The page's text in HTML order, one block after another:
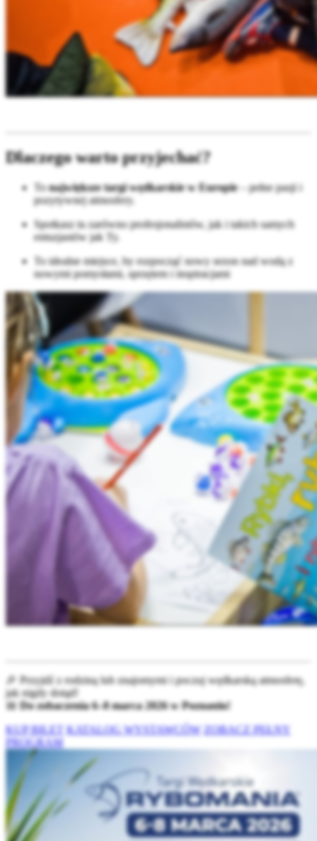
Dlaczego warto przyjechać?
Tonajwiększe targi wędkarskie w Europie– pełne pasji i
pozytywnej atmosfery.
Spotkasz tu zarówno profesjonalistów, jak i takich samych
entuzjastów jak Ty.
To idealne miejsce, by rozpocząć nowy sezon nad wodą z
nowymi pomysłami, sprzętem i inspiracjami
🎉 Przyjdź z rodziną lub znajomymi i poczuj wędkarską atmosferę,
jak nigdy dotąd!
📅 Do zobaczenia 6–8 marca 2026 w Poznaniu!
KUP BILET
KATALOG WYSTAWCÓW ZOBACZ PEŁNY
PROGRAM